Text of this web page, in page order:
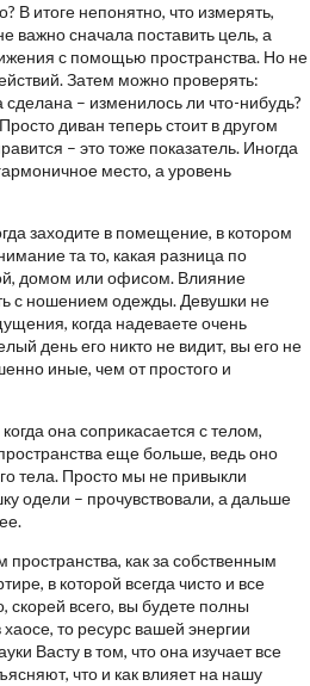
В итоге непонятно, что измерять,
важно сначала поставить цель, а
с помощью пространства. Но не
Затем можно проверять:
– изменилось ли что-нибудь?
диван теперь стоит в другом
– это тоже показатель. Иногда
место, а уровень
заходите в помещение, в котором
та то, какая разница по
домом или офисом. Влияние
с ношением одежды. Девушки не
когда надеваете очень
день его никто не видит, вы его не
иные, чем от простого и
она соприкасается с телом,
еще больше, ведь оно
тела. Просто мы не привыкли
одели – прочувствовали, а дальше
как за собственным
в которой всегда чисто и все
скорей всего, вы будете полны
то ресурс вашей энергии
Васту в том, что она изучает все
что и как влияет на нашу